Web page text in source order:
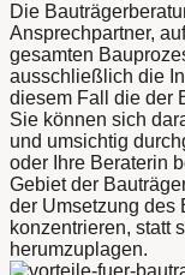
Die
Ansprechpartner,
gesamten
ausschließlich die
diesem Fall die der
Sie können sich
und umsichtig
oder Ihre Beraterin
Gebiet der
der Umsetzung des
konzentrieren, statt
herumzuplagen.